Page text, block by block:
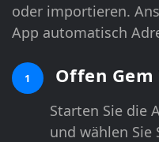
oder importieren.
App automatisch
1 Offen
Starten Sie die
und wählen Sie